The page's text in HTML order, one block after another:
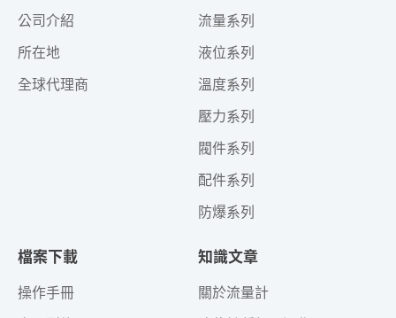
公司介紹
所在地
全球代理商
流量系列
液位系列
溫度系列
壓力系列
閥件系列
配件系列
防爆系列
檔案下載
操作手冊
知識文章
關於流量計